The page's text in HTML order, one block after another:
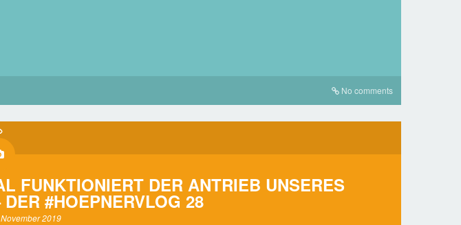
No comments
FUNKTIONIERT DER ANTRIEB UNSERES
#HOEPNERVLOG 28
November 2019